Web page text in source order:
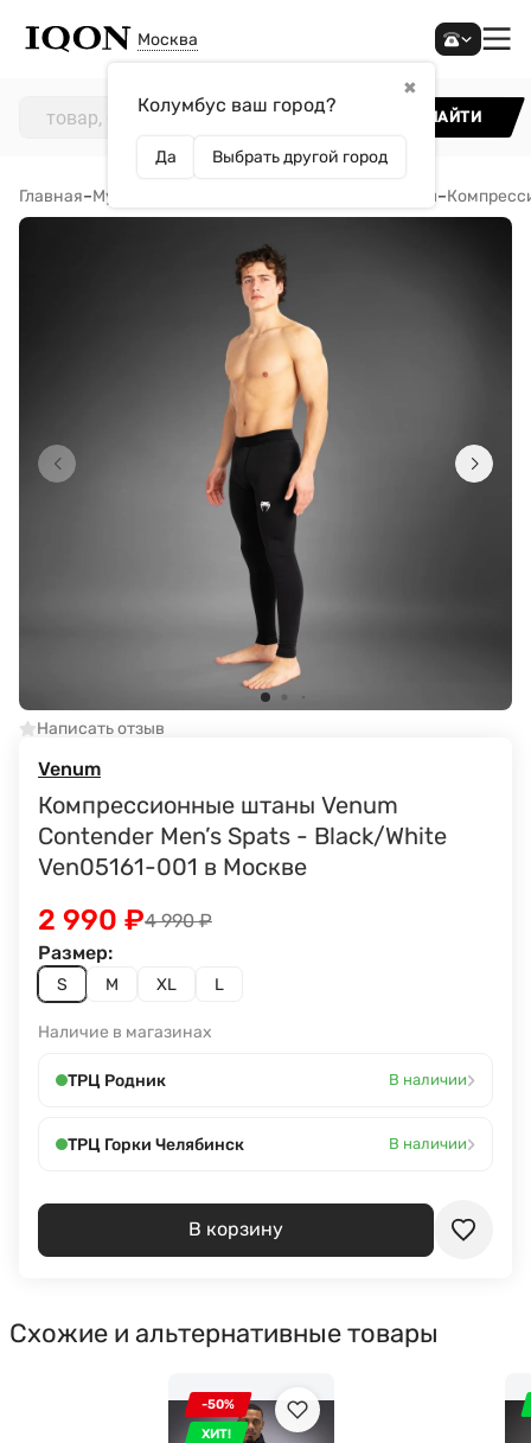
Москва
✖
Колумбус ваш город?
Да Выбрать другой город
НАЙТИ
Главная–Мужчинам Спортивные костюмы–
Написать отзыв
Venum
Компрессионные штаны Venum
Contender Men’s Spats - Black/White
Ven05161-001 в Москве
4 990₽
2 990 ₽
S M XL L
Размер:
Наличие в магазинах
ТРЦ Родник В наличии›
ТРЦ Горки Челябинск В наличии›
В корзину
Схожие и альтернативные товары
-50%
ХИТ!